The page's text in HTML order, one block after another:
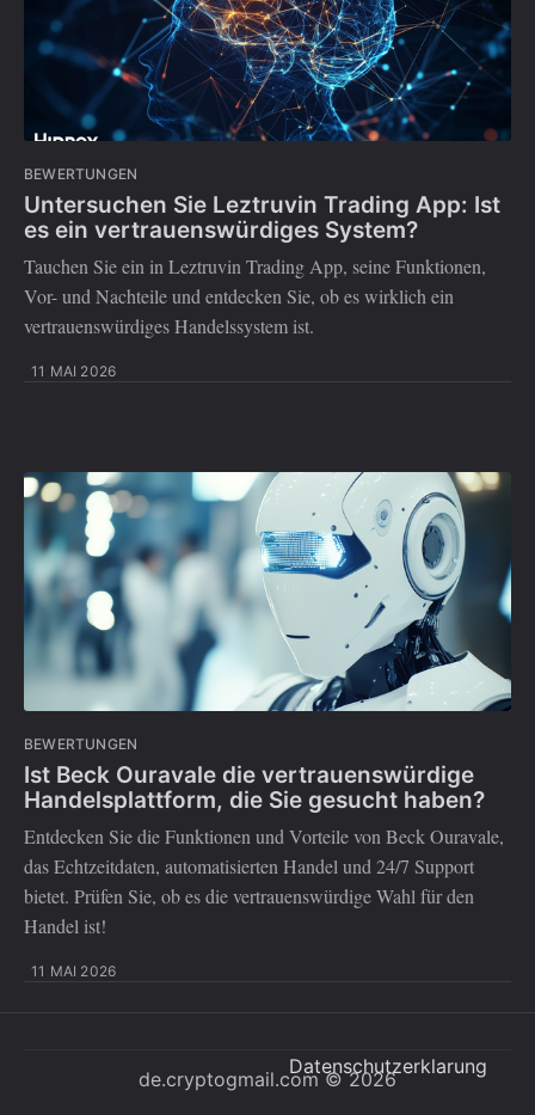
BEWERTUNGEN
Untersuchen Sie Leztruvin Trading App: Ist
es ein vertrauenswürdiges System?
Tauchen Sie ein in Leztruvin Trading App, seine Funktionen,
Vor- und Nachteile und entdecken Sie, ob es wirklich ein
vertrauenswürdiges Handelssystem ist.
11 MAI 2026
BEWERTUNGEN
Ist Beck Ouravale die vertrauenswürdige
Handelsplattform, die Sie gesucht haben?
Entdecken Sie die Funktionen und Vorteile von Beck Ouravale,
das Echtzeitdaten, automatisierten Handel und 24/7 Support
bietet. Prüfen Sie, ob es die vertrauenswürdige Wahl für den
Handel ist!
11 MAI 2026
Datenschutzerklarung
de.cryptogmail.com© 2026